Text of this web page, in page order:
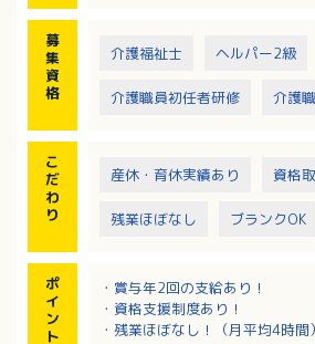
募
集
資
格
介護福祉士 ヘルパー2級
介護職員初任者研修 介護
こ
だ
わ
り
産休・育休実績あり 資格
残業ほぼなし ブランクOK
ポ
イ
ン
ト
・賞与年2回の支給あり！
・資格支援制度あり！
・残業ほぼなし！（月平均4時間）